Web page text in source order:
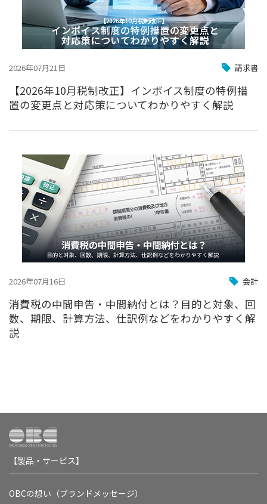
2026年07月21日 請求書
【2026年10月税制改正】インボイス制度の特例措
置の変更点と対応策についてわかりやすく解説
2026年07月16日 会計
消費税の中間申告・中間納付とは？目的と対象、回
数、期限、計算方法、仕訳例などをわかりやすく解
説
【製品・サービス】
OBCの想い（ブランドメッセージ）